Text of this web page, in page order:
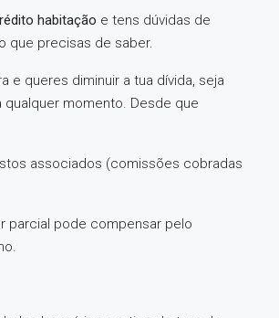
habitação e tens dúvidas de
que precisas de saber.
e queres diminuir a tua dívida, seja
momento. Desde que
associados (comissões cobradas
parcial pode compensar pelo